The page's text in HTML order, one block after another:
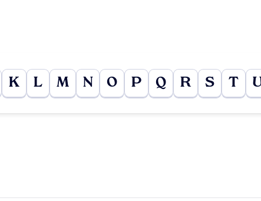
K L M N O P Q R S T U